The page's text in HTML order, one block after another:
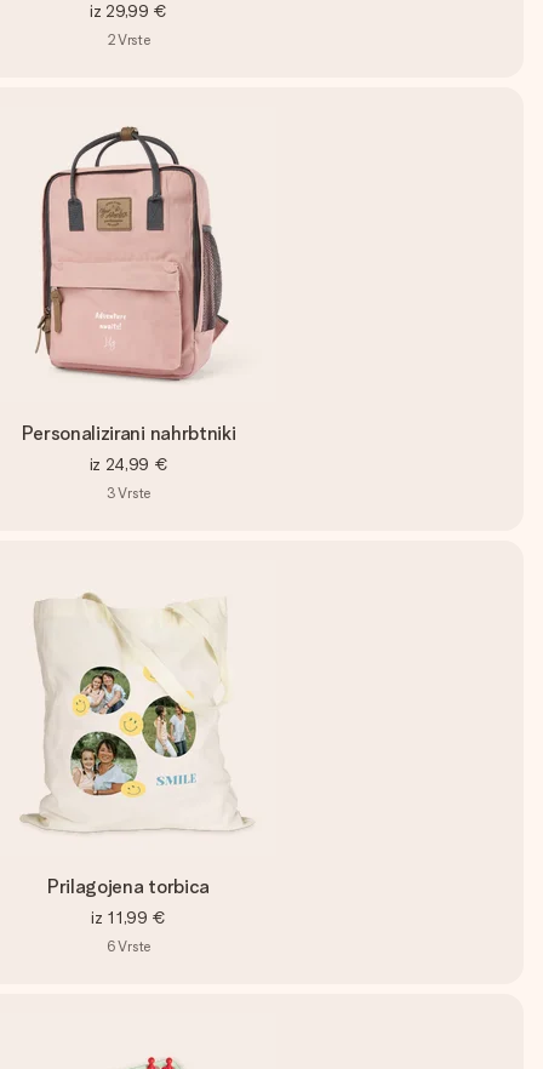
iz 29,99 €
2Vrste
Personalizirani nahrbtniki
iz 24,99 €
3Vrste
Prilagojena torbica
iz 11,99 €
6Vrste